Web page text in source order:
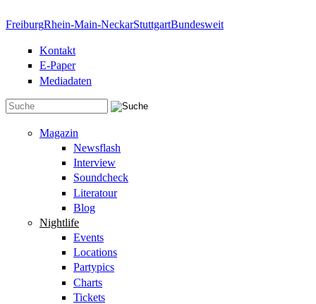
FreiburgRhein-Main-NeckarStuttgartBundesweit
Kontakt
E-Paper
Mediadaten
Magazin
Newsflash
Interview
Soundcheck
Literatour
Blog
Nightlife
Events
Locations
Partypics
Charts
Tickets